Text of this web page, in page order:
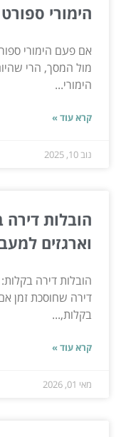
הימורי
אם פעם הימורי
מול המסך, הרי
הימורי...
קרא עוד »
נוב 10, 2025
הובלות
וארגזים
הובלות דירה
דירה שחוסכת זמן
בקלות,...
קרא עוד »
מאי 01, 2026